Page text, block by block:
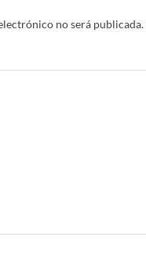
no será publicada.